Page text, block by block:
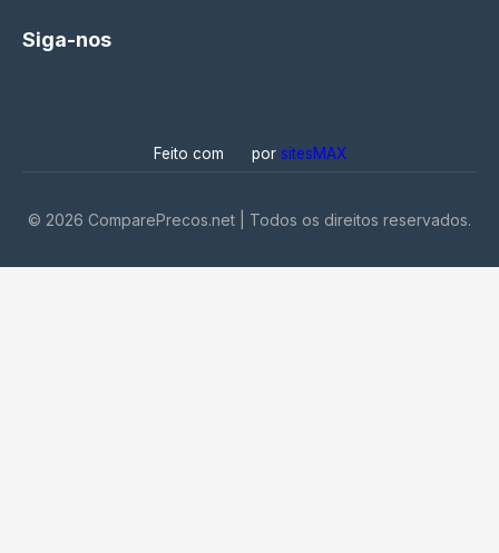
Siga-nos
Feito com por sitesMAX
© 2026 ComparePrecos.net | Todos os direitos reservados.